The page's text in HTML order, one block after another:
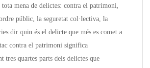
tota mena de delictes: contra el patrimoni,
públic, la seguretat col·lectiva, la
dir quin és el delicte que més es comet a
contra el patrimoni significa
tres quartes parts dels delictes que